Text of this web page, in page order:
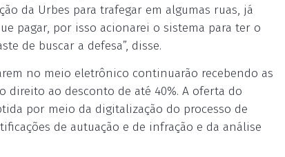
da Urbes para trafegar em algumas ruas, já
pagar, por isso acionarei o sistema para ter o
de buscar a defesa”, disse.
no meio eletrônico continuarão recebendo as
ao desconto de até 40%. A oferta do
por meio da digitalização do processo de
de autuação e de infração e da análise